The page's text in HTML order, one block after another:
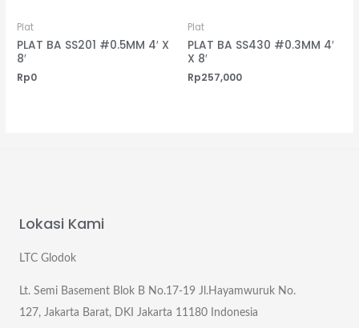
Plat
PLAT BA SS201 #0.5MM 4′ X
8′
Rp0
Plat
PLAT BA SS430 #0.3MM 4′
X 8′
Rp257,000
Lokasi Kami
LTC Glodok
Lt. Semi Basement Blok B No.17-19 Jl.Hayamwuruk No.
127, Jakarta Barat, DKI Jakarta 11180 Indonesia